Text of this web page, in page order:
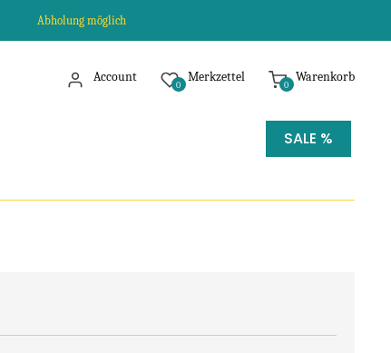
Abholung möglich
0
Warenkorb
0
Merkzettel
Account
SALE %